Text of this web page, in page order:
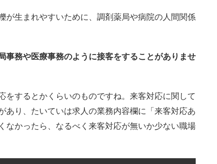
が生まれやすいために、調剤薬局や病院の人間関係
事務や医療事務のように接客をすることがありませ
をするとかくらいのものですね。来客対応に関して
あり、たいていは求人の業務内容欄に「来客対応あ
なかったら、なるべく来客対応が無いか少ない職場